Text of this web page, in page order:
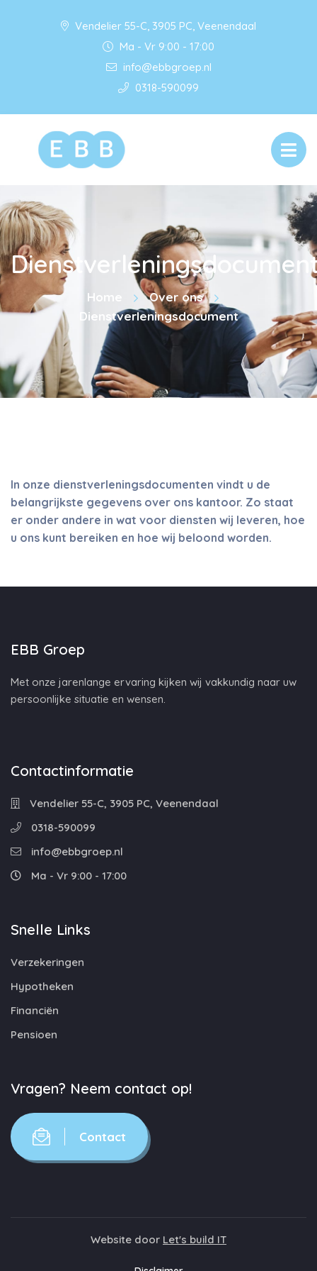
Vendelier 55-C, 3905 PC, Veenendaal
Ma - Vr 9:00 - 17:00
info@ebbgroep.nl
0318-590099
Home
Over ons
Dienstverleningsdocument
In onze dienstverleningsdocumenten vindt u de
belangrijkste gegevens over ons kantoor. Zo staat
er onder andere in wat voor diensten wij leveren, hoe
u ons kunt bereiken en hoe wij beloond worden.
EBB Groep
Met onze jarenlange ervaring kijken wij vakkundig naar uw
persoonlijke situatie en wensen.
Contactinformatie
Vendelier 55-C, 3905 PC, Veenendaal
0318-590099
info@ebbgroep.nl
Ma - Vr 9:00 - 17:00
Snelle Links
Verzekeringen
Hypotheken
Financiën
Pensioen
Vragen? Neem contact op!
Contact
Website door Let's build IT